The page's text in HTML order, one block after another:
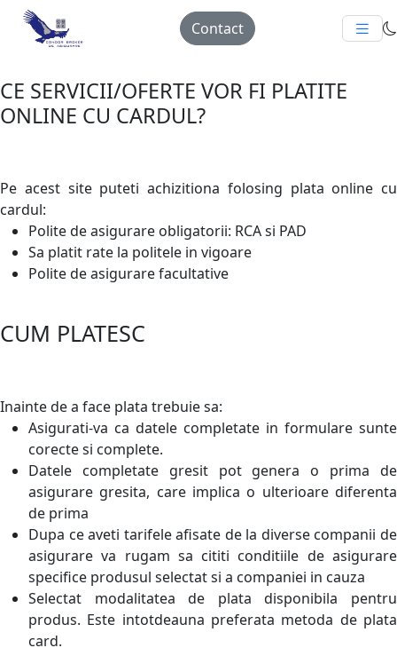
Contact
CE SERVICII/OFERTE VOR FI PLATITE
ONLINE CU CARDUL?
Pe acest site puteti achizitiona folosing plata online cu
cardul:
Polite de asigurare obligatorii: RCA si PAD
Sa platit rate la politele in vigoare
Polite de asigurare facultative
CUM PLATESC
Inainte de a face plata trebuie sa:
Asigurati-va ca datele completate in formulare sunte
corecte si complete.
Datele completate gresit pot genera o prima de
asigurare gresita, care implica o ulterioare diferenta
de prima
Dupa ce aveti tarifele afisate de la diverse companii de
asigurare va rugam sa cititi conditiile de asigurare
specifice produsul selectat si a companiei in cauza
Selectat modalitatea de plata disponibila pentru
produs. Este intotdeauna preferata metoda de plata
card.